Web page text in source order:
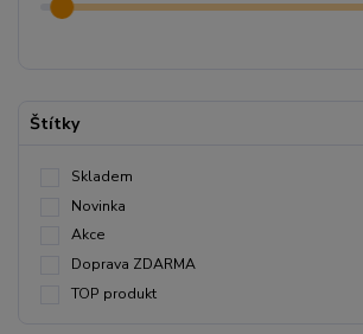
Štítky
Skladem
Novinka
Akce
Doprava ZDARMA
TOP produkt